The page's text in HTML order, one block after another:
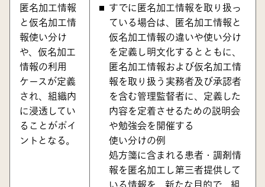
匿名加工情報
と仮名加工情
報使い分け
や、仮名加工
情報の利用
ケースが定義
され、組織内
に浸透してい
ることがポイ
ントとなる。
すでに匿名加工情報を取り扱っ
ている場合は、匿名加工情報と
仮名加工情報の違いや使い分け
を定義し明文化するとともに、
匿名加工情報および仮名加工情
報を取り扱う実務者及び承認者
を含む管理監督者に、定義した
内容を定着させるための説明会
や勉強会を開催する
使い分けの例
処方箋に含まれる患者・調剤情
報を匿名加工し第三者提供して